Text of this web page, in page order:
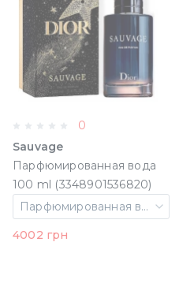
0
Sauvage
Парфюмированная вода
100 ml (3348901536820)
Парфюмированная вода 100 ml
4002 грн